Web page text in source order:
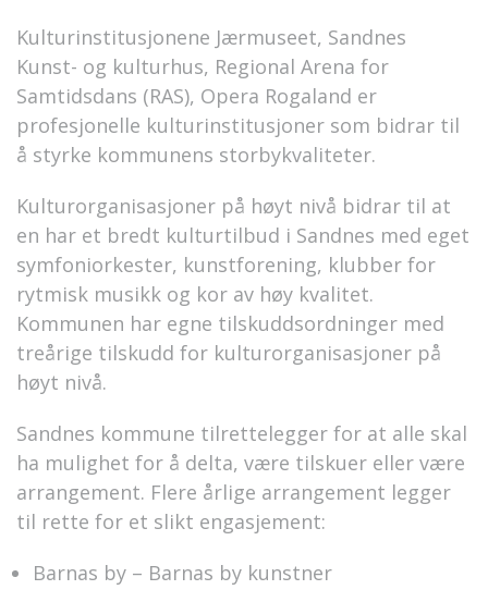
Kulturinstitusjonene Jærmuseet, Sandnes
Kunst- og kulturhus, Regional Arena for
Samtidsdans (RAS), Opera Rogaland er
profesjonelle kulturinstitusjoner som bidrar til
å styrke kommunens storbykvaliteter.
Kulturorganisasjoner på høyt nivå bidrar til at
en har et bredt kulturtilbud i Sandnes med eget
symfoniorkester, kunstforening, klubber for
rytmisk musikk og kor av høy kvalitet.
Kommunen har egne tilskuddsordninger med
treårige tilskudd for kulturorganisasjoner på
høyt nivå.
Sandnes kommune tilrettelegger for at alle skal
ha mulighet for å delta, være tilskuer eller være
arrangement. Flere årlige arrangement legger
til rette for et slikt engasjement:
Barnas by – Barnas by kunstner